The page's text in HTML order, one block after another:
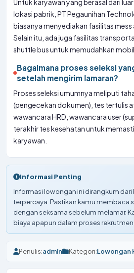
Untuk karyawan yang berasal dari
lokasi pabrik, PT Pegaunihan
biasanya menyediakan fasilitas
Selain itu, ada juga fasilitas
shuttle bus untuk memudahkan
Bagaimana proses seleksi
setelah mengirim lamaran?
Proses seleksi umumnya meliputi
(pengecekan dokumen), tes tertulis
wawancara HRD, wawancara user
terakhir tes kesehatan untuk
karyawan.
Informasi Penting
Informasi lowongan ini dirangkum
terpercaya. Pastikan kamu membaca
dengan seksama sebelum melamar.
biaya apapun dalam proses rekrutmen
Penulis:admin Kategori:Lowongan